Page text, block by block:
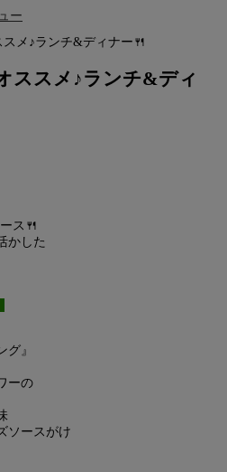
ー
メ♪ランチ&ディナー🍴
ススメ♪ランチ&ディ
ス🍴
かした
グ』
ーの
ソースがけ